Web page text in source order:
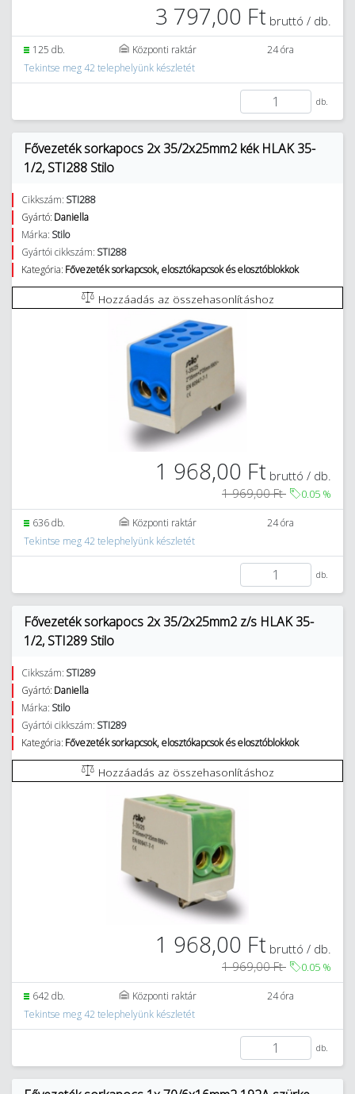
3 797,00 Ft bruttó / db.
125 db. Központi raktár
24 óra
Tekintse meg 42 telephelyünk készletét
db.
Fővezeték sorkapocs 2x 35/2x25mm2 kék HLAK 35-
1/2, STI288 Stilo
Cikkszám: STI288
Gyártó: Daniella
Márka: Stilo
Gyártói cikkszám: STI288
Kategória: Fővezeték sorkapcsok, elosztókapcsok és elosztóblokkok
Hozzáadás az összehasonlításhoz
1 968,00 Ft bruttó / db.
1 969,00 Ft
0.05 %
636 db. Központi raktár
24 óra
Tekintse meg 42 telephelyünk készletét
db.
Fővezeték sorkapocs 2x 35/2x25mm2 z/s HLAK 35-
1/2, STI289 Stilo
Cikkszám: STI289
Gyártó: Daniella
Márka: Stilo
Gyártói cikkszám: STI289
Kategória: Fővezeték sorkapcsok, elosztókapcsok és elosztóblokkok
Hozzáadás az összehasonlításhoz
1 968,00 Ft bruttó / db.
1 969,00 Ft
0.05 %
642 db. Központi raktár
24 óra
Tekintse meg 42 telephelyünk készletét
db.